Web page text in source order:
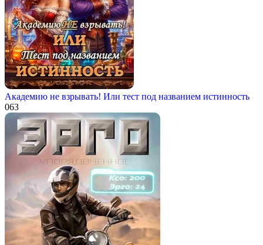
Академию не взрывать! Или тест под названием истинность
063